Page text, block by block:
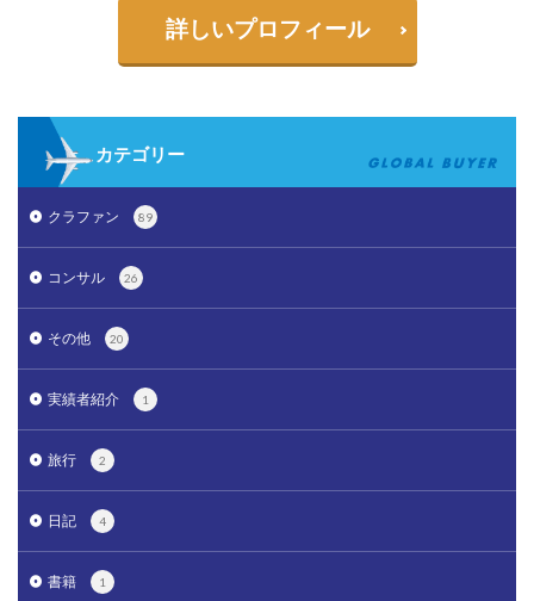
詳しいプロフィール
カテゴリー
クラファン 89
コンサル 26
その他 20
実績者紹介 1
旅行 2
日記 4
書籍 1